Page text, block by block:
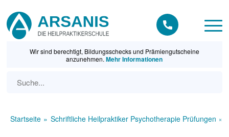
Wir sind berechtigt, Bildungsschecks und Prämiengutscheine
anzunehmen.Mehr Informationen
Startseite Schriftliche Heilpraktiker Psychotherapie Prüfungen